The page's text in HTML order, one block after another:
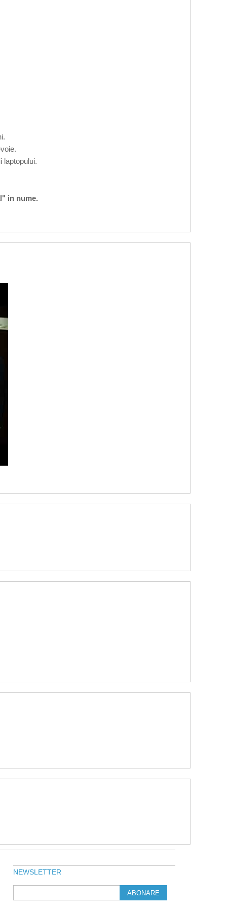
laptopului.
in nume.
NEWSLETTER
ABONARE